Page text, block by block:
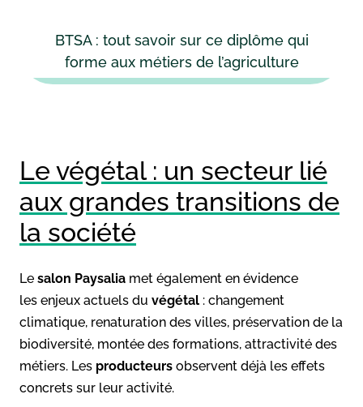
BTSA : tout savoir sur ce diplôme qui
forme aux métiers de l’agriculture
Le végétal : un secteur lié
aux grandes transitions de
la société
Le salon Paysalia met également en évidence
les enjeux actuels du végétal : changement
climatique, renaturation des villes, préservation de la
biodiversité, montée des formations, attractivité des
métiers. Les producteurs observent déjà les effets
concrets sur leur activité.